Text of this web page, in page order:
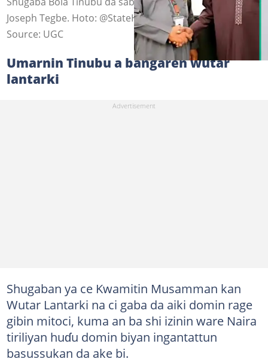
Joseph Tegbe. Hoto: @StateHouse/x.
Source: UGC
Umarnin Tinubu a bangaren wutar
lantarki
Shugaban ya ce Kwamitin Musamman kan
Wutar Lantarki na ci gaba da aiki domin rage
gibin mitoci, kuma an ba shi izinin ware Naira
tiriliyan huɗu domin biyan ingantattun
basussukan da ake bi.